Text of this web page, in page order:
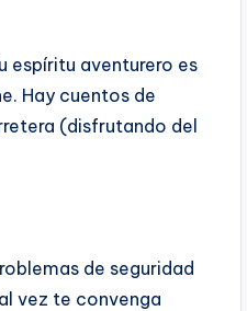
espíritu aventurero es
Hay cuentos de
(disfrutando del
de seguridad
vez te convenga